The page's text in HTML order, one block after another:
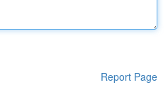
Report Page